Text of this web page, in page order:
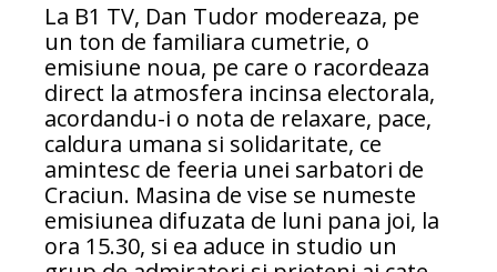
La B1 TV, Dan Tudor modereaza, pe
un ton de familiara cumetrie, o
emisiune noua, pe care o racordeaza
direct la atmosfera incinsa electorala,
acordandu-i o nota de relaxare, pace,
caldura umana si solidaritate, ce
amintesc de feeria unei sarbatori de
Craciun. Masina de vise se numeste
emisiunea difuzata de luni pana joi, la
ora 15.30, si ea aduce in studio un